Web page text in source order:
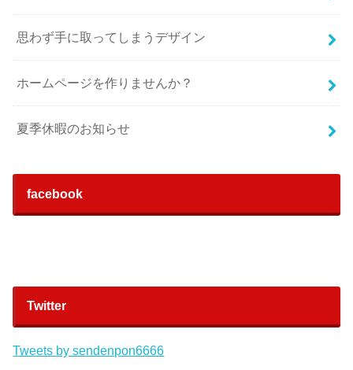
思わず手に取ってしまうデザイン
ホームページを作りませんか？
夏季休暇のお知らせ
facebook
Twitter
Tweets by sendenpon6666